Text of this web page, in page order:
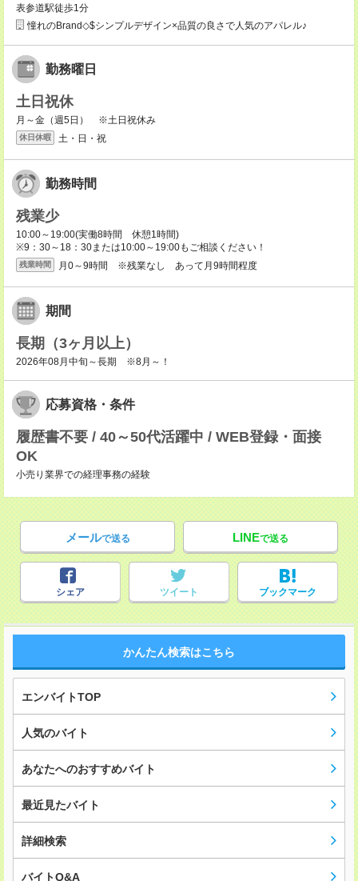
表参道駅徒歩1分
憧れのBrand◇$シンプルデザイン×品質の良さで人気のアパレル♪
勤務曜日
土日祝休
月～金（週5日） ※土日祝休み
休日休暇 土・日・祝
勤務時間
残業少
10:00～19:00(実働8時間 休憩1時間)
※9：30～18：30または10:00～19:00もご相談ください！
残業時間 月0～9時間 ※残業なし あって月9時間程度
期間
長期（3ヶ月以上）
2026年08月中旬～長期 ※8月～！
応募資格・条件
履歴書不要 / 40～50代活躍中 / WEB登録・面接
OK
小売り業界での経理事務の経験
メールで送る LINEで送る
シェア ツイート ブックマーク
かんたん検索はこちら
エンバイトTOP
人気のバイト
あなたへのおすすめバイト
最近見たバイト
詳細検索
バイトQ&A